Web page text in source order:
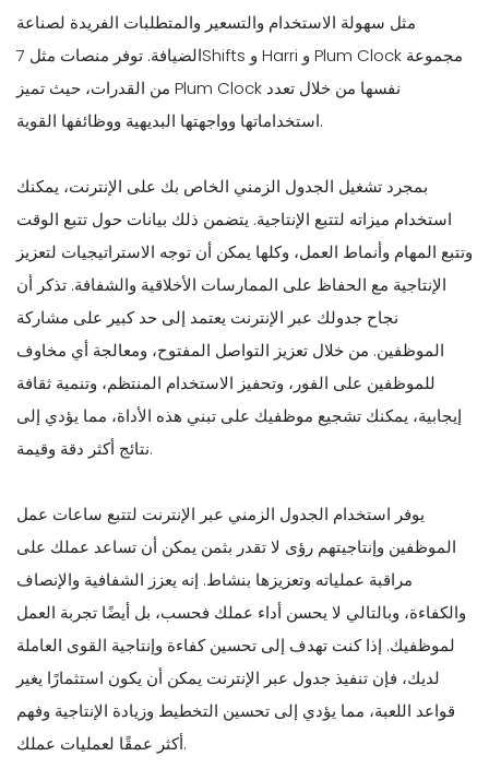
مثل سهولة الاستخدام والتسعير والمتطلبات الفريدة لصناعة
الضيافة. توفر منصات مثل 7Shifts و Harri و Plum Clock مجموعة
من القدرات، حيث تميز Plum Clock نفسها من خلال تعدد
استخداماتها وواجهتها البديهية ووظائفها القوية.
بمجرد تشغيل الجدول الزمني الخاص بك على الإنترنت، يمكنك
استخدام ميزاته لتتبع الإنتاجية. يتضمن ذلك بيانات حول تتبع الوقت
وتتبع المهام وأنماط العمل، وكلها يمكن أن توجه الاستراتيجيات لتعزيز
الإنتاجية مع الحفاظ على الممارسات الأخلاقية والشفافة. تذكر أن
نجاح جدولك عبر الإنترنت يعتمد إلى حد كبير على مشاركة
الموظفين. من خلال تعزيز التواصل المفتوح، ومعالجة أي مخاوف
للموظفين على الفور، وتحفيز الاستخدام المنتظم، وتنمية ثقافة
إيجابية، يمكنك تشجيع موظفيك على تبني هذه الأداة، مما يؤدي إلى
نتائج أكثر دقة وقيمة.
يوفر استخدام الجدول الزمني عبر الإنترنت لتتبع ساعات عمل
الموظفين وإنتاجيتهم رؤى لا تقدر بثمن يمكن أن تساعد عملك على
مراقبة عملياته وتعزيزها بنشاط. إنه يعزز الشفافية والإنصاف
والكفاءة، وبالتالي لا يحسن أداء عملك فحسب، بل أيضًا تجربة العمل
لموظفيك. إذا كنت تهدف إلى تحسين كفاءة وإنتاجية القوى العاملة
لديك، فإن تنفيذ جدول عبر الإنترنت يمكن أن يكون استثمارًا يغير
قواعد اللعبة، مما يؤدي إلى تحسين التخطيط وزيادة الإنتاجية وفهم
أكثر عمقًا لعمليات عملك.